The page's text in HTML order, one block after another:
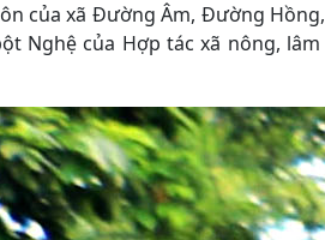
của xã Đường Âm, Đường
Nghệ của Hợp tác xã nông,